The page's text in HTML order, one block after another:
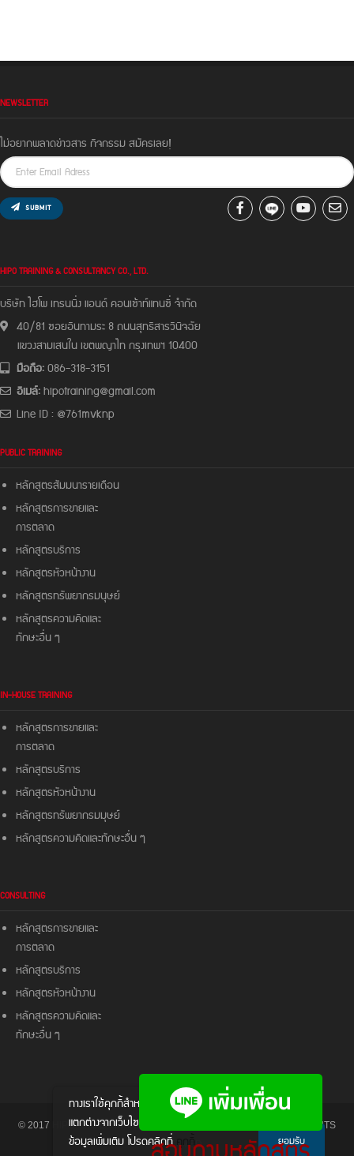
NEWSLETTER
ไม่อยากพลาดข่าวสาร กิจกรรม สมัครเลย!
SUBMIT
HIPO TRAINING & CONSULTANCY CO., LTD.
บริษัท ไฮโพ เทรนนิ่ง แอนด์ คอนเซ้าท์แทนซี่ จํากัด
40/81 ซอยอินทามระ 8 ถนนสุทธิสารวินิจฉัย
แขวงสามเสนใน เขตพญาไท กรุงเทพฯ 10400
มือถือ:086-318-3151
อีเมล์:hipotraining@gmail.com
Line ID : @761mvknp
PUBLIC TRAINING
หลักสูตรสัมมนารายเดือน
หลักสูตรการขายและ
การตลาด
หลักสูตรบริการ
หลักสูตรหัวหน้างาน
หลักสูตรทรัพยากรมนุษย์
หลักสูตรความคิดและ
ทักษะอื่น ๆ
IN-HOUSE TRAINING
หลักสูตรการขายและ
การตลาด
หลักสูตรบริการ
หลักสูตรหัวหน้างาน
หลักสูตรทรัพยากรมมุษย์
หลักสูตรความคิดและทักษะอื่น ๆ
CONSULTING
หลักสูตรการขายและ
การตลาด
หลักสูตรบริการ
หลักสูตรหัวหน้างาน
หลักสูตรความคิดและ
ทักษะอื่น ๆ
© 2017 HIPO - HIPO TRAINING & CONSULTANCY CO., LTD. ALL RIGHTS
RESERVED.
ทางเราใช้คุกกี้สําหรับส่งมอบประสบการณ์ให้
แตกต่างจากเว็บไซต์อื่นๆ หากต้องการทราบ
ข้อมูลเพิ่มเติม โปรดคลิกที่คุกกี้ ยอมรับ